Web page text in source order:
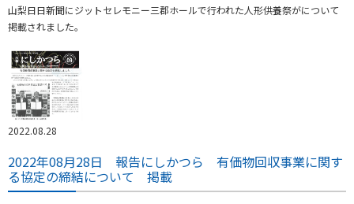
山梨日日新聞にジットセレモニー三郡ホールで行われた人形供養祭がについて
掲載されました。
2022.08.28
2022年08月28日 報告にしかつら 有価物回収事業に関す
る協定の締結について 掲載